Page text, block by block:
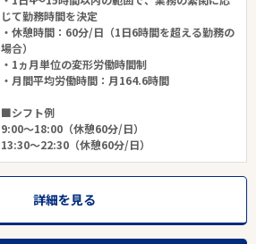
じて勤務時間を決定
・休憩時間：60分/日（1日6時間を超える勤務の
場合）
・1ヵ月単位の変形労働時間制
・月間平均労働時間：月164.6時間
■シフト例
9:00～18:00（休憩60分/日）
13:30～22:30（休憩60分/日）
詳細を見る